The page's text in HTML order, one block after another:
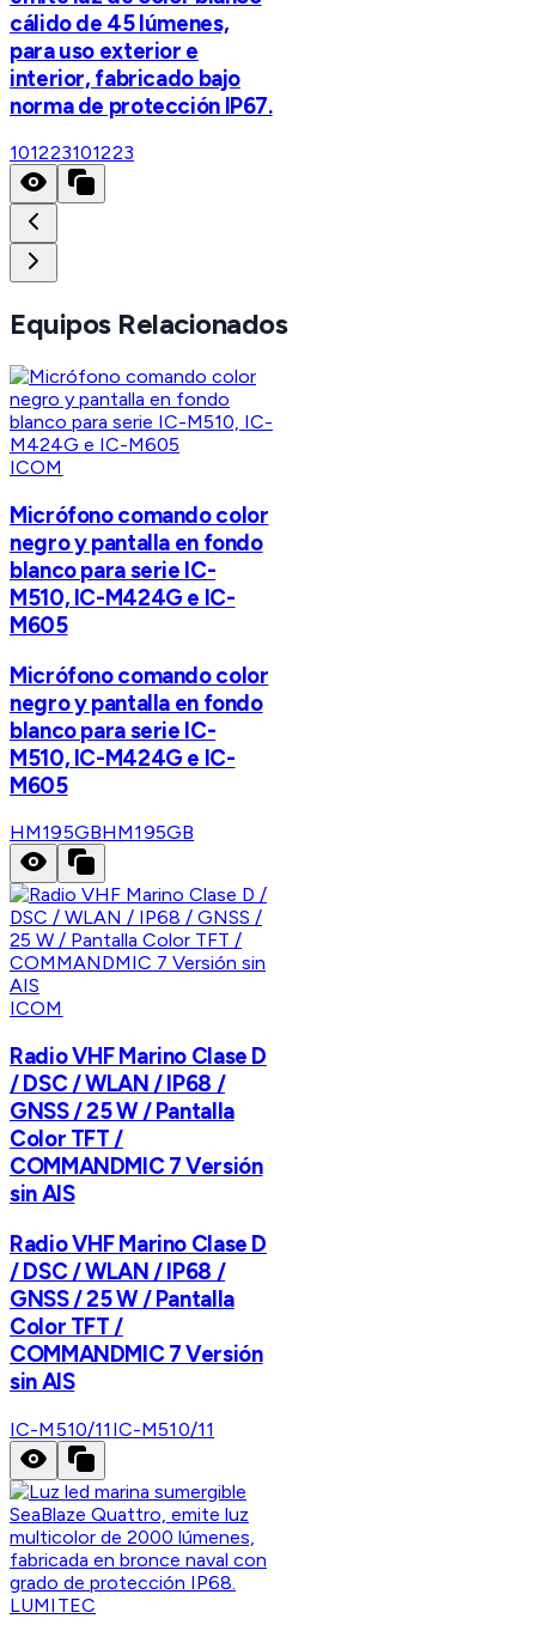
cálido de 45 lúmenes,
para uso exterior e
interior, fabricado bajo
norma de protección IP67.
101223101223
Equipos Relacionados
ICOM
Micrófono comando color
negro y pantalla en fondo
blanco para serie IC-
M510, IC-M424G e IC-
M605
Micrófono comando color
negro y pantalla en fondo
blanco para serie IC-
M510, IC-M424G e IC-
M605
HM195GBHM195GB
ICOM
Radio VHF Marino Clase D
/ DSC / WLAN / IP68 /
GNSS / 25 W / Pantalla
Color TFT /
COMMANDMIC 7 Versión
sin AIS
Radio VHF Marino Clase D
/ DSC / WLAN / IP68 /
GNSS / 25 W / Pantalla
Color TFT /
COMMANDMIC 7 Versión
sin AIS
IC-M510/11 IC-M510/11
LUMITEC